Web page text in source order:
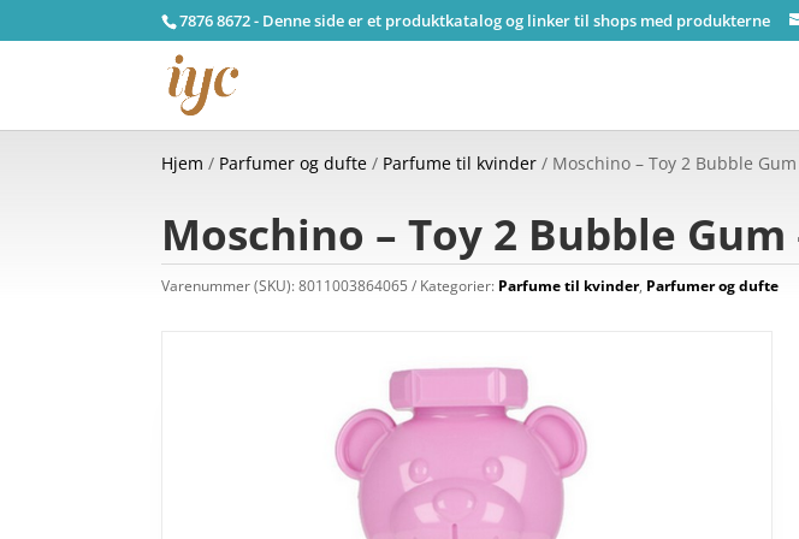
7876 8672 - Denne side er et produktkatalog og linker til shops med produkterne
Hjem / Parfumer og dufte / Parfume til kvinder / Moschino – Toy 2 Bubble
Moschino – Toy 2 Bubble Gum
Varenummer (SKU):8011003864065 Kategorier: Parfume til kvinder, Parfumer og dufte